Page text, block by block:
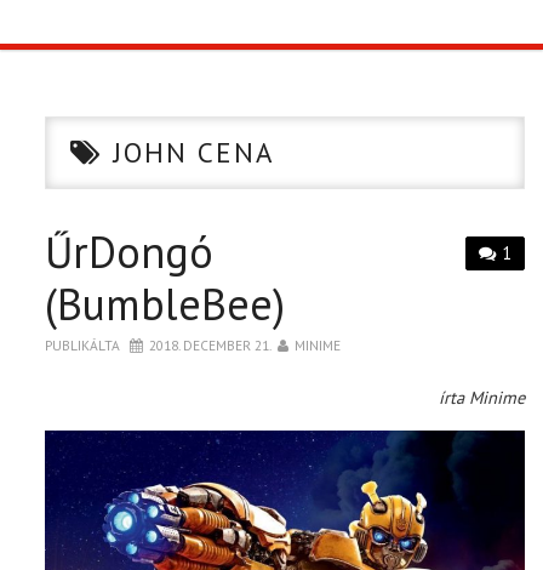
CIKK
PÓLÓ RENDELÉS
JOHN CENA
1
ŰrDongó
(BumbleBee)
PUBLIKÁLTA 2018. DECEMBER 21. MINIME
írta Minime